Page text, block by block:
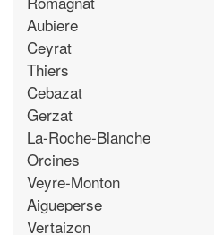
Aubiere
Ceyrat
Thiers
Cebazat
Gerzat
La-Roche-Blanche
Orcines
Veyre-Monton
Aigueperse
Vertaizon